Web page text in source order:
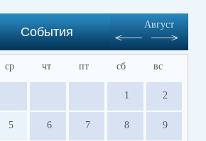
События
Август
ср чт пт сб вс
1 2
5 6 7 8 9